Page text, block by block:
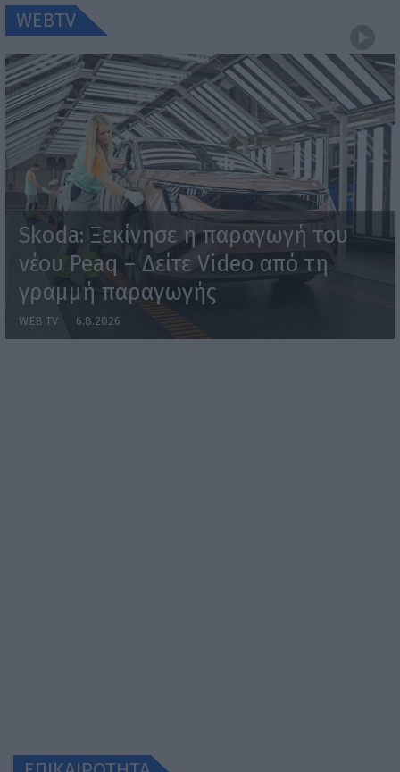
WEBTV
Skoda: Ξεκίνησε η παραγωγή του
νέου Peaq – Δείτε Video από τη
γραμμή παραγωγής
WEB TV 6.8.2026